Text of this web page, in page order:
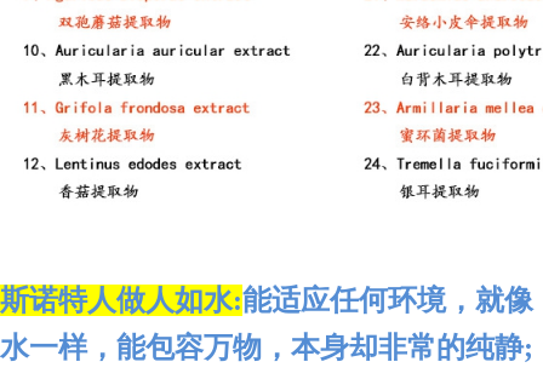
斯诺特人做人如水:能适应任何环境，就像
水一样，能包容万物，本身却非常的纯静;